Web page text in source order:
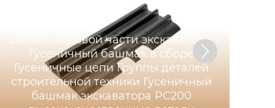
Детали ходовой части экскаватора
Гусеничный башмак в сборе
Гусеничные цепи Группы деталей
строительной техники Гусеничный
башмак экскаватора PC200